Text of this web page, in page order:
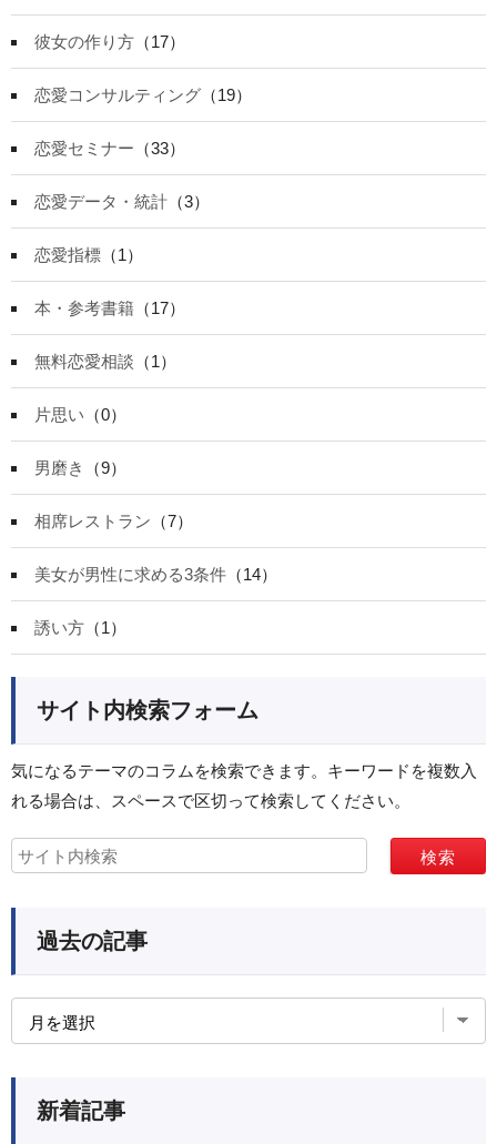
彼女の作り方 （17）
恋愛コンサルティング （19）
恋愛セミナー （33）
恋愛データ・統計 （3）
恋愛指標 （1）
本・参考書籍 （17）
無料恋愛相談 （1）
片思い （0）
男磨き （9）
相席レストラン （7）
美女が男性に求める3条件 （14）
誘い方 （1）
サイト内検索フォーム
気になるテーマのコラムを検索できます。キーワードを複数入
れる場合は、スペースで区切って検索してください。
過去の記事
新着記事